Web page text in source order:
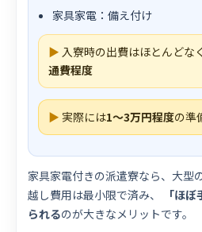
家具家電：備え付け
▶ 入寮時の出費はほとんどなく
通費程度
▶ 実際には1〜3万円程度の準
家具家電付きの派遣寮なら、大型
越し費用は最小限で済み、
「ほ
られるのが大きなメリットです。